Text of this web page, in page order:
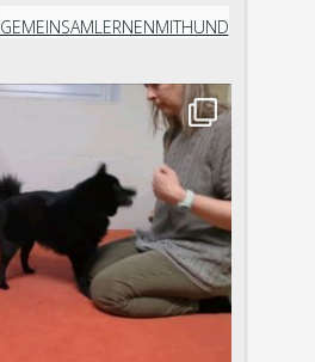
GEMEINSAMLERNENMITHUND